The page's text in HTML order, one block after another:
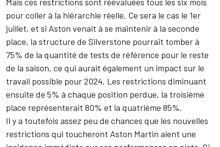
pour coller à la hiérarchie réelle. Ce sera le cas le 1er
juillet, et si Aston venait à se maintenir à la seconde
place, la structure de Silverstone pourrait tomber à
75% de la quantité de tests de référence pour le reste
de la saison, ce qui aurait également un impact sur le
travail possible pour 2024. Les restrictions diminuant
ensuite de 5% à chaque position perdue, la troisième
place représenterait 80% et la quatrième 85%.
Il y a toutefois assez peu de chances que les nouvelles
restrictions qui toucheront Aston Martin aient une